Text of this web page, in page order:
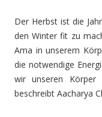
Der Herbst ist die
den Winter fit zu
Ama in unserem
die notwendige
wir unseren Körper
beschreibt Aacharya